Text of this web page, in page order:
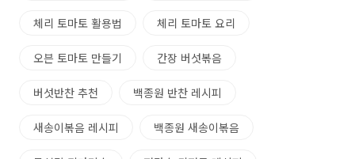
체리 토마토 활용법 체리 토마토 요리
오븐 토마토 만들기 간장 버섯볶음
버섯반찬 추천 백종원 반찬 레시피
새송이볶음 레시피 백종원 새송이볶음